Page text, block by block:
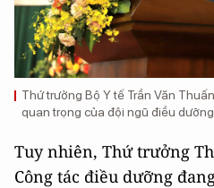
Thứ trưởng Bộ Y tế Trần Văn
quan trọng của đội ngũ điều dưỡng
Tuy nhiên, Thứ trưởng
Công tác điều dưỡng